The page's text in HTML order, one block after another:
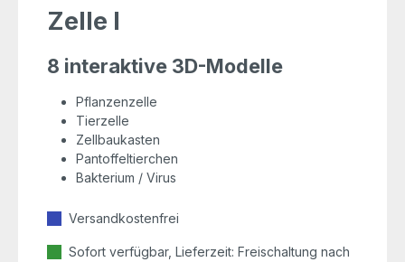
Zelle I
8 interaktive 3D-Modelle
Pflanzenzelle
Tierzelle
Zellbaukasten
Pantoffeltierchen
Bakterium / Virus
Versandkostenfrei
Sofort verfügbar, Lieferzeit: Freischaltung nach